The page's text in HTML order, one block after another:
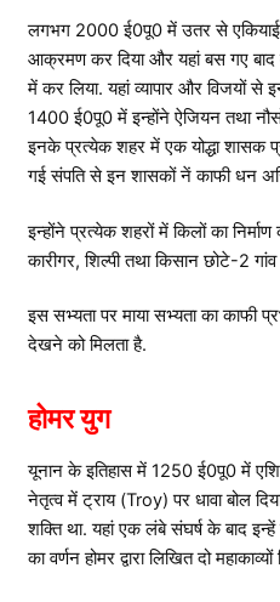
लगभग 2000 ई0पू0 में उतर से एकियाई
आक्रमण कर दिया और यहां बस गए बाद में
में कर लिया. यहां व्यापार और विजयों से
1400 ई0पू0 में इन्होंने ऐजियन तथा
इनके प्रत्येक शहर में एक योद्धा शासक
गई संपति से इन शासकों नें काफी धन
इन्होंने प्रत्येक शहरों में किलों का निर्माण
कारीगर, शिल्पी तथा किसान छोटे-2
इस सभ्यता पर माया सभ्यता का काफी
देखने को मिलता है.
होमर युग
यूनान के इतिहास में 1250 ई0पू0 में
नेतृत्व में ट्राय (Troy) पर धावा बोल
शक्ति था. यहां एक लंबे संघर्ष के बाद इन्हें
का वर्णन होमर द्वारा लिखित दो